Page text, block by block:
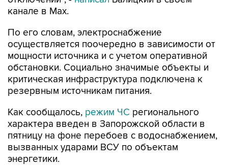
По его словам, электроснабжение
мощности источника и с учетом оперативной
обстановки. Социально значимые объекты и
критическая инфраструктура подключена к
резервным источникам питания.
Как сообщалось,режим ЧСрегионального
пятницу на фоне перебоев с водоснабжением,
вызванных ударами ВСУ по объектам
энергетики.
Запорожская область